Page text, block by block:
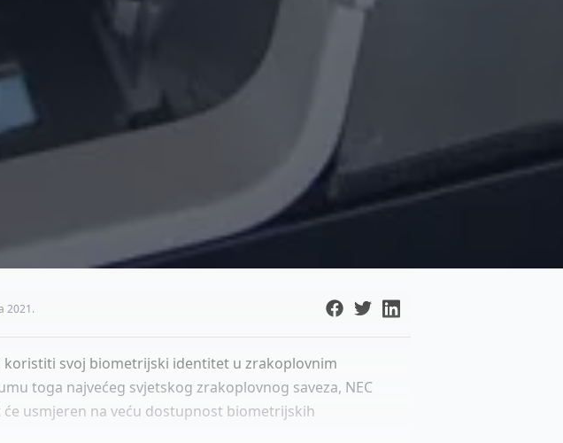
2021.
svoj biometrijski identitet u zrakoplovnim
toga najvećeg svjetskog zrakoplovnog saveza, NEC
usmjeren na veću dostupnost biometrijskih